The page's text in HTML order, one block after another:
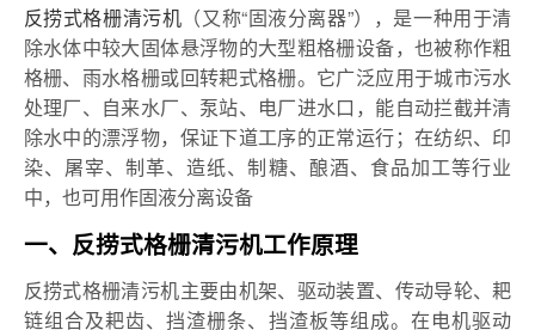
反捞式格栅清污机 （又称“固液分离器”），是一种用于清
除水体中较大固体悬浮物的大型粗格栅设备，也被称作粗
格栅、雨水格栅或回转耙式格栅。它广泛应用于城市污水
处理厂、自来水厂、泵站、电厂进水口，能自动拦截并清
除水中的漂浮物，保证下道工序的正常运行；在纺织、印
染、屠宰、制革、造纸、制糖、酿酒、食品加工等行业
中，也可用作固液分离设备
一、反捞式格栅清污机工作原理
反捞式格栅清污机主要由机架、驱动装置、传动导轮、耙
链组合及耙齿、挡渣栅条、挡渣板等组成。在电机驱动